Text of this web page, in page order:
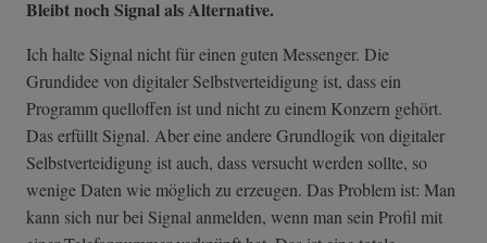
Bleibt noch Signal als Alternative.
Ich halte Signal nicht für einen guten Messenger. Die
Grundidee von digitaler Selbstverteidigung ist, dass ein
Programm quelloffen ist und nicht zu einem Konzern gehört.
Das erfüllt Signal. Aber eine andere Grundlogik von digitaler
Selbstverteidigung ist auch, dass versucht werden sollte, so
wenige Daten wie möglich zu erzeugen. Das Problem ist: Man
kann sich nur bei Signal anmelden, wenn man sein Profil mit